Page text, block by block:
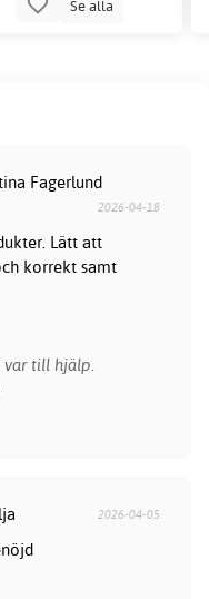
Se alla
Fagerlund
2026-04-18
Lätt att
korrekt samt
till hjälp.
2026-04-05